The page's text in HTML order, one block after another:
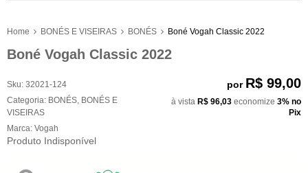
Home BONÉS E VISEIRAS BONÉS Boné Vogah Classic 2022
Boné Vogah Classic 2022
Sku: 32021-124
Categoria: BONÉS BONÉS E
VISEIRAS
Marca: Vogah
Produto Indisponível
por R$ 99,00
à vista R$ 96,03 economize 3% no
Pix